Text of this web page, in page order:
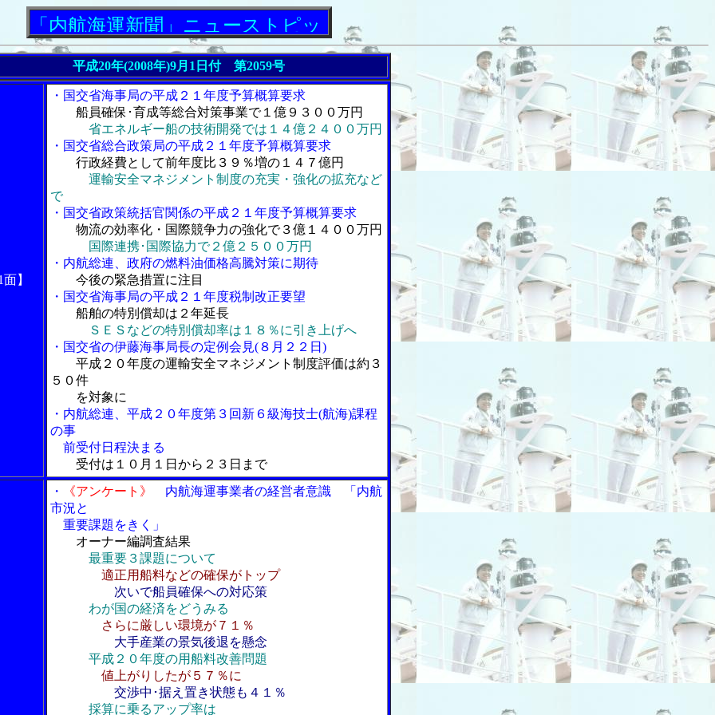
海運新聞」ニューストピックス
平成20年(2008年)9月1日付 第2059号
】
・国交省海事局の平成２１年度予算概算要求
船員確保･育成等総合対策事業で１億９３００万円
省エネルギー船の技術開発では１４億２４００万円
・国交省総合政策局の平成２１年度予算概算要求
行政経費として前年度比３９％増の１４７億円
運輸安全マネジメント制度の充実・強化の拡充など
で
・国交省政策統括官関係の平成２１年度予算概算要求
物流の効率化・国際競争力の強化で３億１４００万円
国際連携･国際協力で２億２５００万円
・内航総連、政府の燃料油価格高騰対策に期待
今後の緊急措置に注目
・国交省海事局の平成２１年度税制改正要望
船舶の特別償却は２年延長
ＳＥＳなどの特別償却率は１８％に引き上げへ
・国交省の伊藤海事局長の定例会見(８月２２日)
平成２０年度の運輸安全マネジメント制度評価は約３
５０件
を対象に
・内航総連、平成２０年度第３回新６級海技士(航海)課程
の事
前受付日程決まる
受付は１０月１日から２３日まで
・
《アンケート》
内航海運事業者の経営者意識 「内航
市況と
重要課題をきく」
オーナー編調査結果
最重要３課題について
適正用船料などの確保がトップ
次いで船員確保への対応策
わが国の経済をどうみる
さらに厳しい環境が７１％
大手産業の景気後退を懸念
平成２０年度の用船料改善問題
値上がりしたが５７％に
交渉中･据え置き状態も４１％
採算に乗るアップ率は